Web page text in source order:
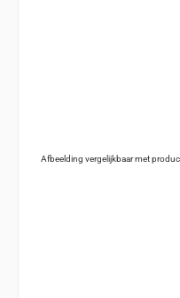
Afbeelding vergelijkbaar met